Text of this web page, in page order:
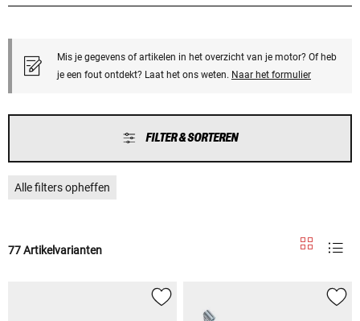
Mis je gegevens of artikelen in het overzicht van je motor? Of heb
je een fout ontdekt? Laat het ons weten. Naar het formulier
FILTER & SORTEREN
Alle filters opheffen
77 Artikelvarianten